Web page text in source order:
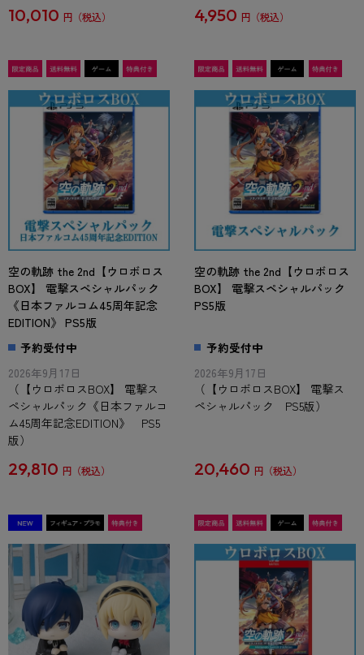
10,010 円 4,950 円
空の軌跡 the 2nd【ウロボロス
BOX】 電撃スペシャルパック
《日本ファルコム45周年記念
EDITION》 PS5版
予約受付中
2026年9月17日
（【ウロボロスBOX】 電撃ス
ペシャルパック《日本ファルコ
ム45周年記念EDITION》 PS5
版）
29,810 円
空の軌跡 the 2nd【ウロボロス
BOX】 電撃スペシャルパック
PS5版
予約受付中
2026年9月17日
（【ウロボロスBOX】 電撃ス
ペシャルパック PS5版）
20,460 円